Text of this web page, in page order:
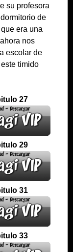
su profesora
de
era una
nos
escolar de
timido
27
29
31
33